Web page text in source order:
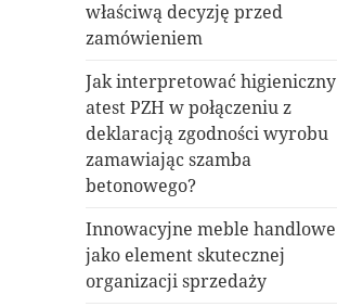
właściwą decyzję przed
zamówieniem
Jak interpretować higieniczny
atest PZH w połączeniu z
deklaracją zgodności wyrobu
zamawiając szamba
betonowego?
Innowacyjne meble handlowe
jako element skutecznej
organizacji sprzedaży